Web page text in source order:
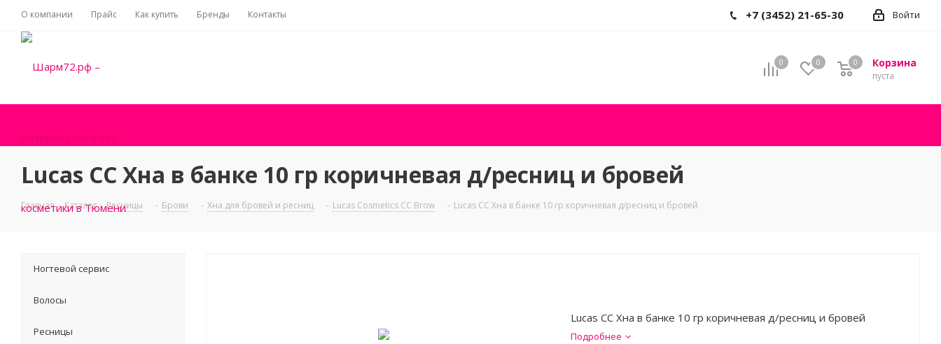
О компании Прайс Как купить Бренды Контакты Войти
+7 (3452) 21-65-30
0 0 Корзина
пуста
0
Lucas CC Хна в банке 10 гр коричневая д/ресниц и бровей
Главная - Каталог - Ресницы - Брови - Хна для бровей и ресниц - Lucas Cosmetics CC Brow - Lucas CC Хна в банке 10 гр коричневая д/ресниц и бровей
Lucas CC Хна в банке 10 гр коричневая д/ресниц и бровей
Подробнее
Ногтевой сервис
Волосы
Ресницы